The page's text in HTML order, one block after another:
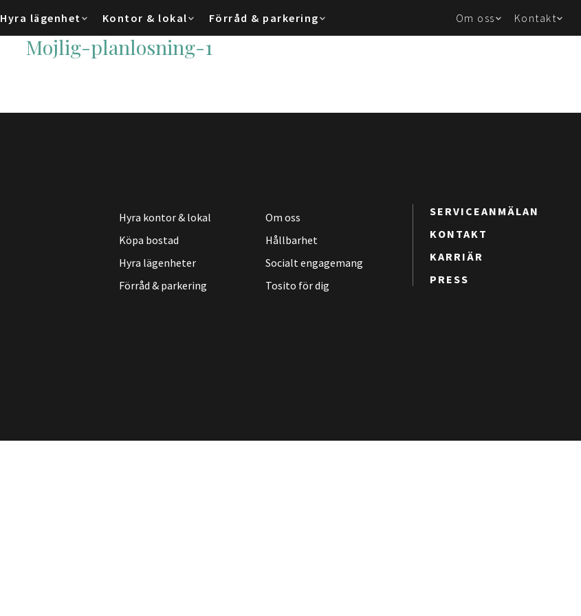
Hyra lägenhet Kontor & lokal Förråd & parkering Om oss Kontakt
Mojlig-planlosning-1
Hyra kontor & lokal
Köpa bostad
Hyra lägenheter
Förråd & parkering
Om oss
Hållbarhet
Socialt engagemang
Tosito för dig
SERVICEANMÄLAN
KONTAKT
KARRIÄR
PRESS